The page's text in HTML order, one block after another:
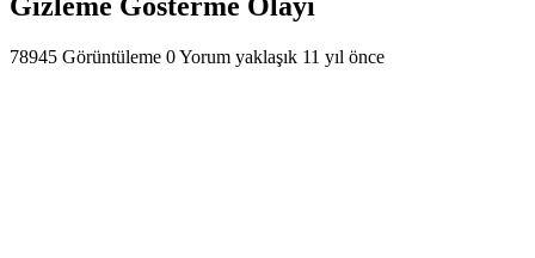
78945 Görüntüleme 0 Yorum yaklaşık 11 yıl önce